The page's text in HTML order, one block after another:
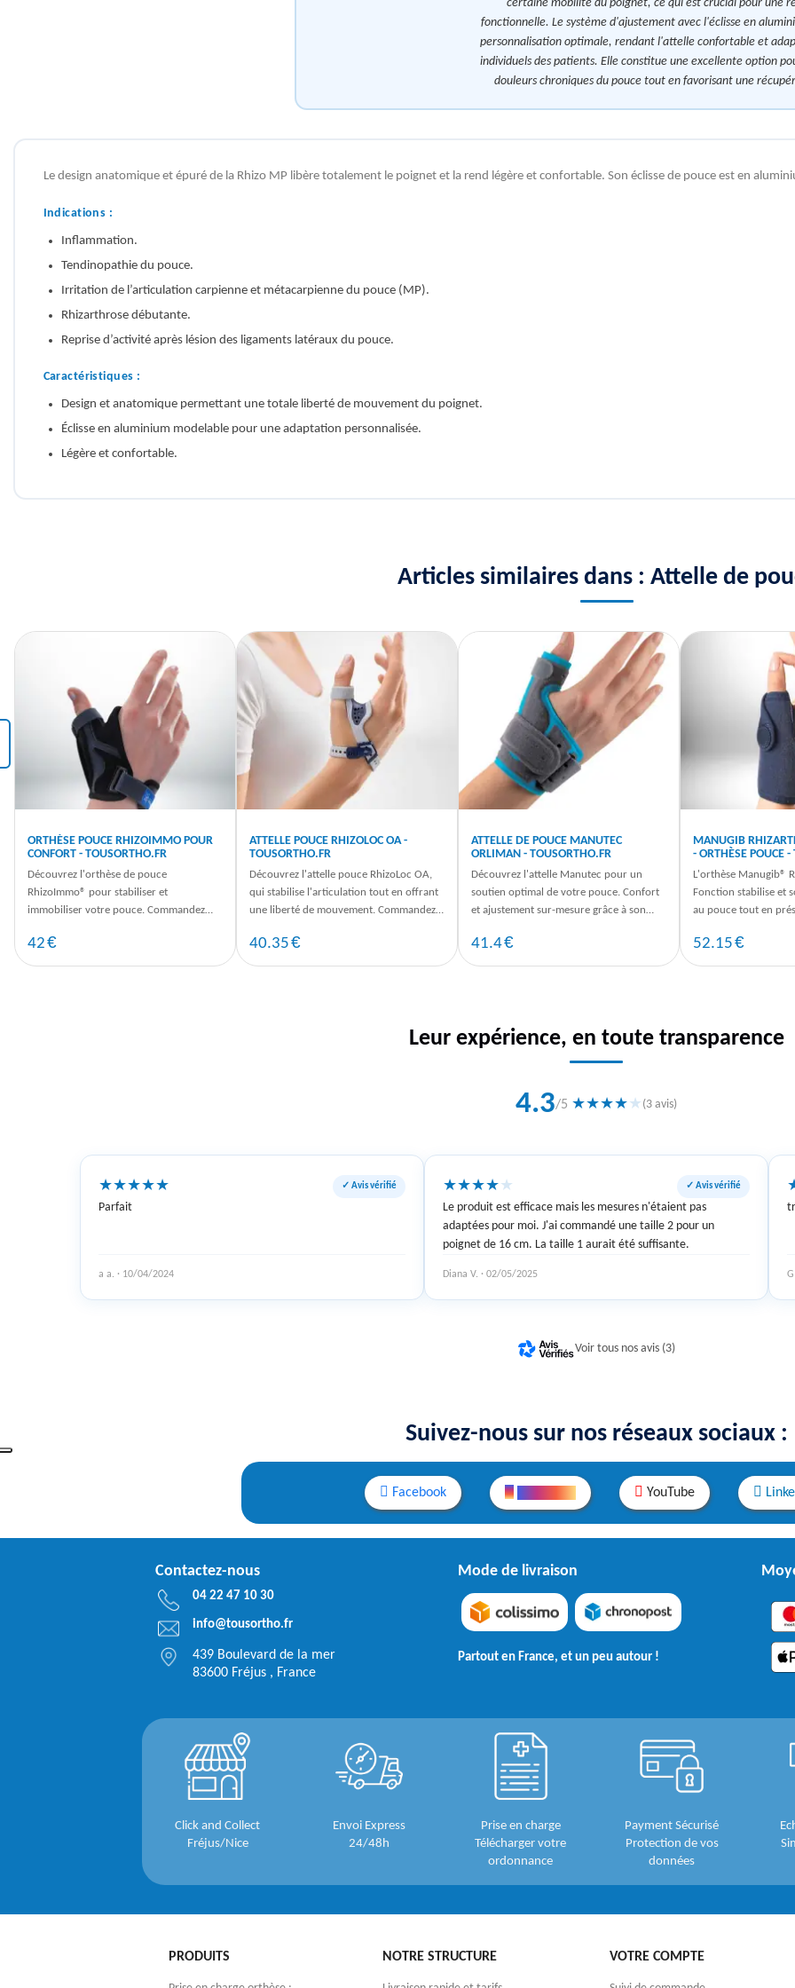
certaine mobilité du poignet, ce qui est crucial pour une
fonctionnelle. Le système d'ajustement avec l'éclisse en
personnalisation optimale, rendant l'attelle confortable et
individuels des patients. Elle constitue une excellente option
douleurs chroniques du pouce tout en favorisant une
Le design anatomique et épuré de la Rhizo MP libère totalement le poignet et la rend légère et confortable. Son éclisse de pouce est en
Indications :
Inflammation.
Tendinopathie du pouce.
Irritation de l’articulation carpienne et métacarpienne du pouce (MP).
Rhizarthrose débutante.
Reprise d’activité après lésion des ligaments latéraux du pouce.
Caractéristiques :
Design et anatomique permettant une totale liberté de mouvement du poignet.
Éclisse en aluminium modelable pour une adaptation personnalisée.
Légère et confortable.
Articles similaires dans : Attelle de
ORTHÈSE POUCE RHIZOIMMO POUR
CONFORT - TOUSORTHO.FR
Découvrez l'orthèse de pouce
RhizoImmo® pour stabiliser et
immobiliser votre pouce. Commandez
au quotidien.
42€
ATTELLE POUCE RHIZOLOC OA -
TOUSORTHO.FR
Découvrez l'attelle pouce RhizoLoc OA,
qui stabilise l'articulation tout en offrant
une liberté de mouvement. Commandez
40.35€
ATTELLE DE POUCE MANUTEC
ORLIMAN - TOUSORTHO.FR
Découvrez l'attelle Manutec pour un
soutien optimal de votre pouce. Confort
et ajustement sur-mesure grâce à son
41.4€
MANUGIB
- ORTHÈSE POUCE
L'orthèse Manugib®
Fonction stabilise et
au pouce tout en
sur
52.15€
Leur expérience, en toute transparence
4.3/5 ★★★★★ (3 avis)
★★★★★ ✓ Avis vérifié
Parfait
a a. · 10/04/2024
★★★★★ ✓ Avis vérifié
Le produit est efficace mais les mesures n'étaient pas
adaptées pour moi. J'ai commandé une taille 2 pour un
poignet de 16 cm. La taille 1 aurait été suffisante.
Diana V. · 02/05/2025
Voir tous nos avis (3)
Suivez-nous sur nos réseaux sociaux :
Facebook YouTube
Contactez-nous
04 22 47 10 30
info@tousortho.fr
439 Boulevard de la mer
83600 Fréjus , France
Mode de livraison
Partout en France, et un peu autour !
Click and Collect
Fréjus/Nice
Envoi Express
24/48h
Prise en charge
Télécharger votre
ordonnance
Payment Sécurisé
Protection de vos
données
PRODUITS NOTRE STRUCTURE VOTRE COMPTE